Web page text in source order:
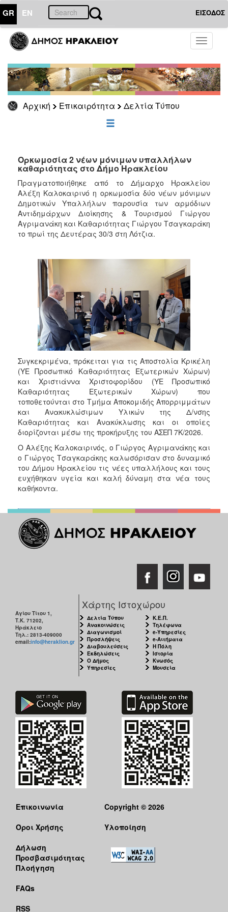
GR EN ΕΙΣΟΔΟΣ
Toggle
Αρχική Επικαιρότητα Δελτία Τύπου
ΕΠΙΚΑΙΡΟΤΗΤΑ
Τύπου
Αρχείο
ΕΠΙΣΚΕΠΤΗΣ
ΗΡΑΚΛΕΙΟ
Ορκωμοσία 2 νέων μόνιμων υπαλλήλων
καθαριότητας στο Δήμο Ηρακλείου
Πραγματοποιήθηκε από το Δήμαρχο Ηρακλείου
Αλέξη Καλοκαιρινό η ορκωμοσία δύο νέων μόνιμων
Δημοτικών Υπαλλήλων παρουσία των αρμόδιων
Αντιδημάρχων Διοίκησης & Τουρισμού Γιώργου
Αγριμανάκη και Καθαριότητας Γιώργου Τσαγκαράκη
το πρωί της Δευτέρας 30/3 στη Λότζια.
Συγκεκριμένα, πρόκειται για τις Αποστολία Κρικέλη
(ΥΕ Προσωπικό Καθαριότητας Εξωτερικών Χώρων)
και Χριστιάννα Χριστοφορίδου (ΥΕ Προσωπικό
Καθαριότητας Εξωτερικών Χώρων) που
τοποθετούνται στο Τμήμα Αποκομιδής Απορριμμάτων
και Ανακυκλώσιμων Υλικών της Δ/νσης
Καθαριότητας και Ανακύκλωσης και οι οποίες
διορίζονται μέσω της προκήρυξης του ΑΣΕΠ 7Κ/2026.
Ο Αλέξης Καλοκαιρινός, ο Γιώργος Αγριμανάκης και
ο Γιώργος Τσαγκαράκης καλωσόρισαν στο δυναμικό
του Δήμου Ηρακλείου τις νέες υπαλλήλους και τους
ευχήθηκαν υγεία και καλή δύναμη στα νέα τους
καθήκοντα.
Αγίου Τίτου 1,
Τ.Κ. 71202,
Ηράκλειο
Τηλ.: 2813-409000
email:info@heraklion.gr
Χάρτης Ιστοχώρου
Δελτία Τύπου
Ανακοινώσεις
Διαγωνισμοί
Προσλήψεις
Διαβουλεύσεις
Εκδηλώσεις
Ο Δήμος
Υπηρεσίες
Κ.Ε.Π.
Τηλέφωνα
e-Υπηρεσίες
e-Αιτήματα
Η Πόλη
Ιστορία
Κνωσός
Μουσεία
Επικοινωνία
Όροι Χρήσης
Δήλωση
Προσβασιμότητας
Πλοήγηση
FAQs
RSS
Copyright © 2026
Υλοποίηση